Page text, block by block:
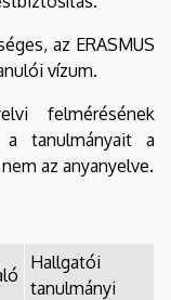
az ERASMUS
vízum.
felmérésének
a tanulmányait a
az anyanyelve.
Hallgatói
tanulmányi